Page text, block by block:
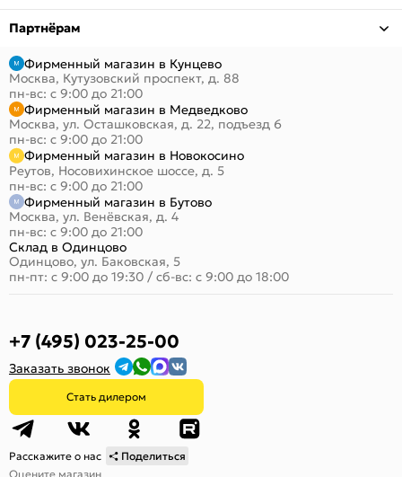
Партнёрам
Фирменный магазин в Кунцево
Москва, Кутузовский проспект, д. 88
пн-вс: с 9:00 до 21:00
Фирменный магазин в Медведково
Москва, ул. Осташковская, д. 22, подъезд 6
пн-вс: с 9:00 до 21:00
Фирменный магазин в Новокосино
Реутов, Носовихинское шоссе, д. 5
пн-вс: с 9:00 до 21:00
Фирменный магазин в Бутово
Москва, ул. Венёвская, д. 4
пн-вс: с 9:00 до 21:00
Склад в Одинцово
Одинцово, ул. Баковская, 5
пн-пт: с 9:00 до 19:30 / сб-вс: с 9:00 до 18:00
+7 (495) 023-25-00
Заказать звонок
Стать дилером
Расскажите о нас
Поделиться
Оцените магазин